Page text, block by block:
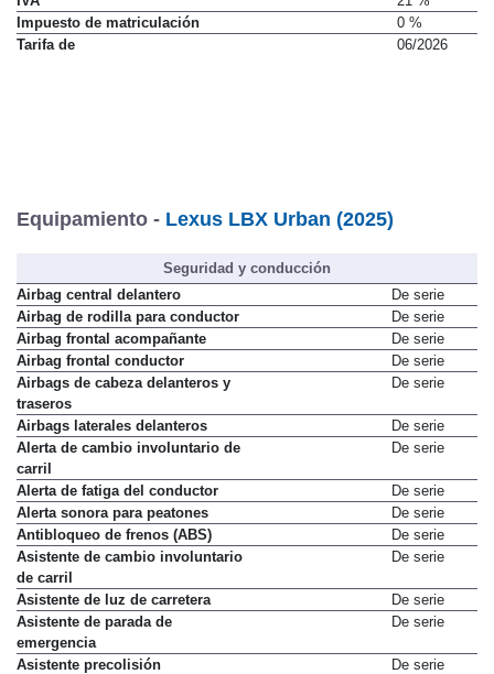
Impuesto de matriculación
0 %
Tarifa de
06/2026
Equipamiento - Lexus LBX Urban (2025)
Seguridad y conducción
Airbag central delantero
De serie
Airbag de rodilla para conductor
De serie
Airbag frontal acompañante
De serie
Airbag frontal conductor
De serie
Airbags de cabeza delanteros y
traseros
De serie
Airbags laterales delanteros
De serie
Alerta de cambio involuntario de
carril
De serie
Alerta de fatiga del conductor
De serie
Alerta sonora para peatones
De serie
Antibloqueo de frenos (ABS)
De serie
Asistente de cambio involuntario
de carril
De serie
Asistente de luz de carretera
De serie
Asistente de parada de
emergencia
De serie
Asistente precolisión
De serie